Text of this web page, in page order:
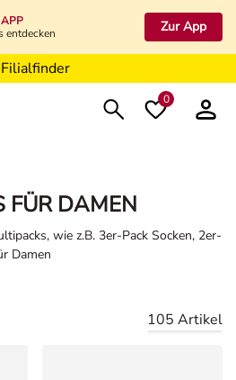
entdecken
Zur App
Filialfinder
Filialfinder
0
FÜR DAMEN
wie z.B. 3er-Pack Socken, 2er-
Damen
105 Artikel